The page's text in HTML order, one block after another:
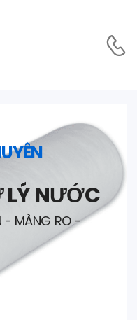
LÝ NƯỚC
- MÀNG RO -